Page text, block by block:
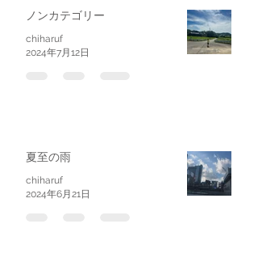
ノンカテゴリー
chiharuf
2024年7月12日
夏至の雨
chiharuf
2024年6月21日